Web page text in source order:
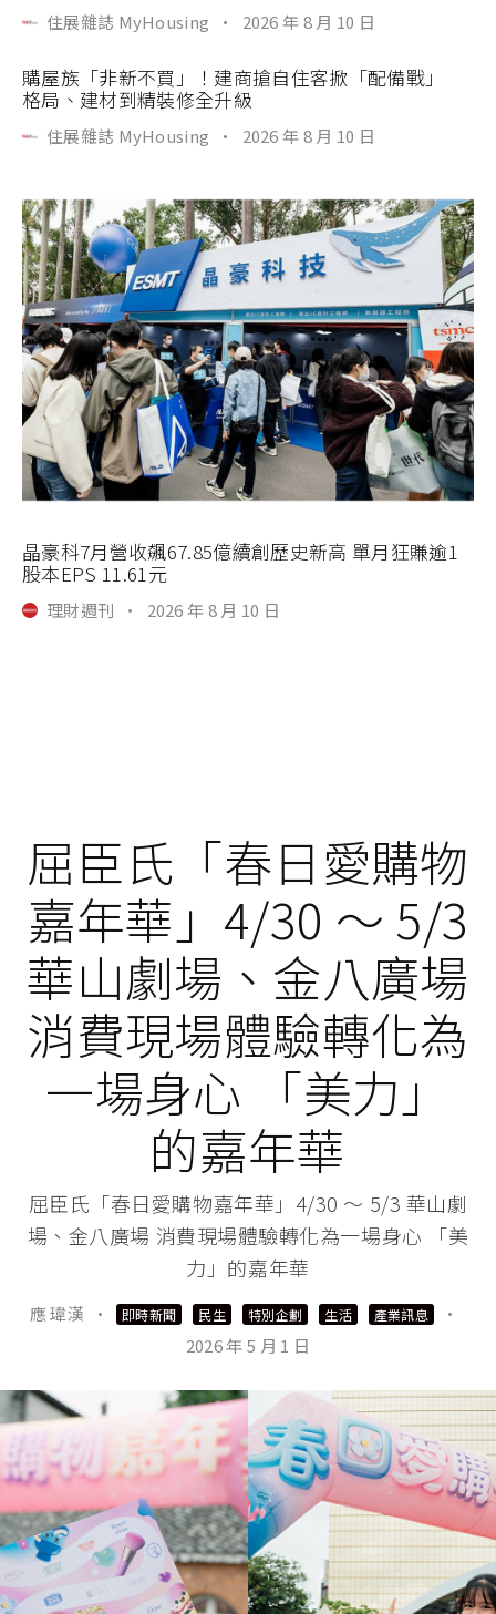
住展雜誌 MyHousing · 2026 年 8 月 10 日
購屋族「非新不買」！建商搶自住客掀「配備戰」
格局、建材到精裝修全升級
住展雜誌 MyHousing · 2026 年 8 月 10 日
晶豪科7月營收飆67.85億續創歷史新高 單月狂賺逾1
股本EPS 11.61元
理財週刊 · 2026 年 8 月 10 日
屈臣氏「春日愛購物
嘉年華」4/30 ～ 5/3
華山劇場、金八廣場
消費現場體驗轉化為
一場身心 「美力」
的嘉年華
屈臣氏「春日愛購物嘉年華」4/30 ～ 5/3 華山劇
場、金八廣場 消費現場體驗轉化為一場身心 「美
力」的嘉年華
應 瑋漢 · 即時新聞 民生 特別企劃 生活 產業訊息
·
2026 年 5 月 1 日